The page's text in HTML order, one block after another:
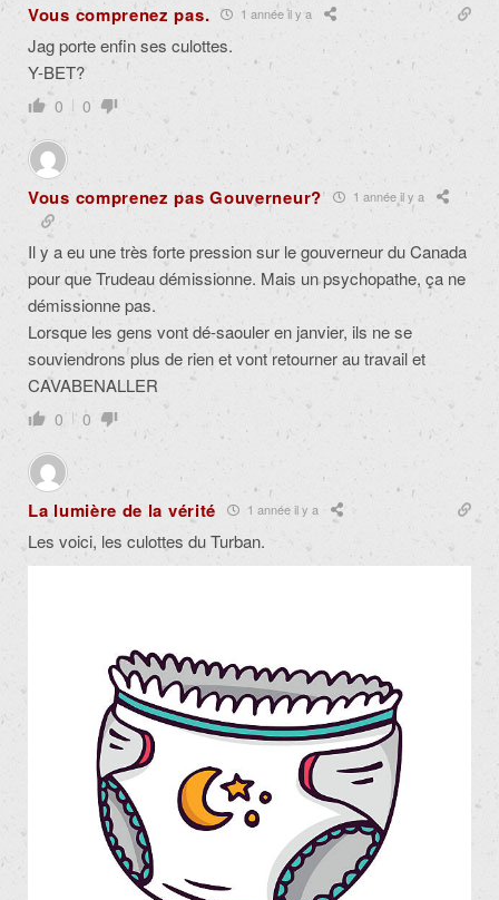
Vous comprenez pas. 1 année il y a
Jag porte enfin ses culottes.
Y-BET?
0 0
Vous comprenez pas Gouverneur? 1 année il y a
Il y a eu une très forte pression sur le gouverneur du Canada
pour que Trudeau démissionne. Mais un psychopathe, ça ne
démissionne pas.
Lorsque les gens vont dé-saouler en janvier, ils ne se
souviendrons plus de rien et vont retourner au travail et
CAVABENALLER
0 0
La lumière de la vérité 1 année il y a
Les voici, les culottes du Turban.